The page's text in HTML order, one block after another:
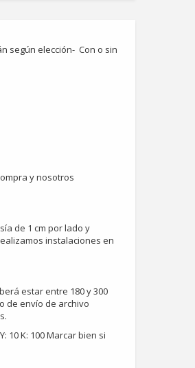
según elección- Con o sin
y nosotros
de 1 cm por lado y
instalaciones en
estar entre 180 y 300
de envío de archivo
10 K: 100 Marcar bien si